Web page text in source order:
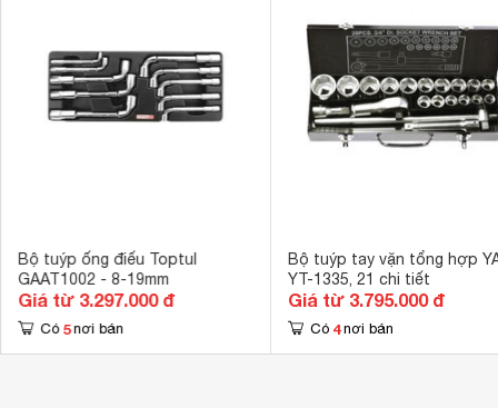
Bộ tuýp ống điếu Toptul
GAAT1002 - 8-19mm
Giá từ 3.297.000 đ
Có 5 nơi bán
Bộ tuýp tay vặn tổng hợp
YT-1335, 21 chi tiết
Giá từ 3.795.000 đ
Có 4 nơi bán